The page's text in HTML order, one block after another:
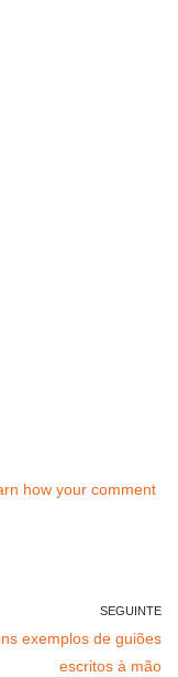
how your comment
SEGUINTE
exemplos de guiões
escritos à mão